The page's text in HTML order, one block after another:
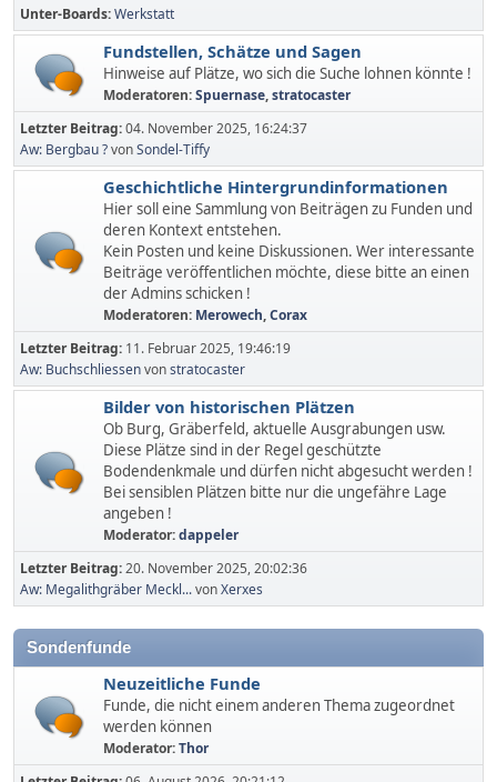
Unter-Boards Werkstatt
Fundstellen, Schätze und Sagen
Hinweise auf Plätze, wo sich die Suche lohnen könnte !
Moderatoren:Spuernase,stratocaster
Letzter Beitrag:04. November 2025, 16:24:37
Aw: Bergbau ?vonSondel-Tiffy
Geschichtliche Hintergrundinformationen
Hier soll eine Sammlung von Beiträgen zu Funden und
deren Kontext entstehen.
Kein Posten und keine Diskussionen. Wer interessante
Beiträge veröffentlichen möchte, diese bitte an einen
der Admins schicken !
Moderatoren: Merowech,Corax
Letzter Beitrag: 11. Februar 2025, 19:46:19
Aw: Buchschliessenvonstratocaster
Bilder von historischen Plätzen
Ob Burg, Gräberfeld, aktuelle Ausgrabungen usw.
Diese Plätze sind in der Regel geschützte
Bodendenkmale und dürfen nicht abgesucht werden !
Bei sensiblen Plätzen bitte nur die ungefähre Lage
angeben !
Moderator:dappeler
Letzter Beitrag:20. November 2025, 20:02:36
Aw: Megalithgräber Meckl...vonXerxes
Sondenfunde
Neuzeitliche Funde
Funde, die nicht einem anderen Thema zugeordnet
werden können
Moderator:Thor